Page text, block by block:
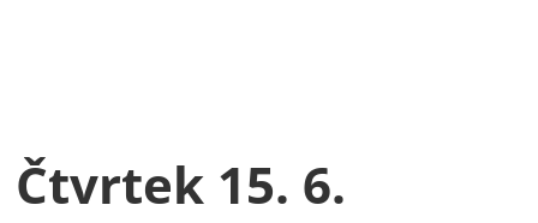
Čtvrtek 15. 6.